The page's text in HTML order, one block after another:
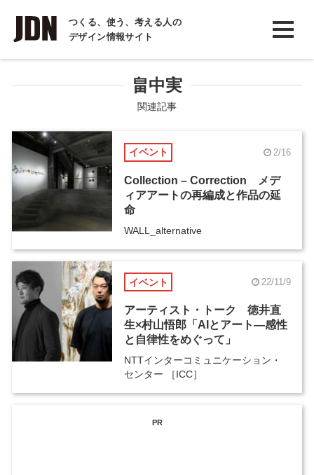
つくる、使う、考える人の
デザイン情報サイト
INTERVIEW
インタビュー
COLUMN
コラム
畠中実
関連記事
イベント 2/16
Collection – Correction メデ
ィアアートの再編成と作品の延
命
WALL_alternative
イベント 22/11/9
アーティスト・トーク 徳井直
生×村山悟郎「AIとアート—感性
と自律性をめぐって」
NTTインターコミュニケーション・
センター ［ICC］
PR